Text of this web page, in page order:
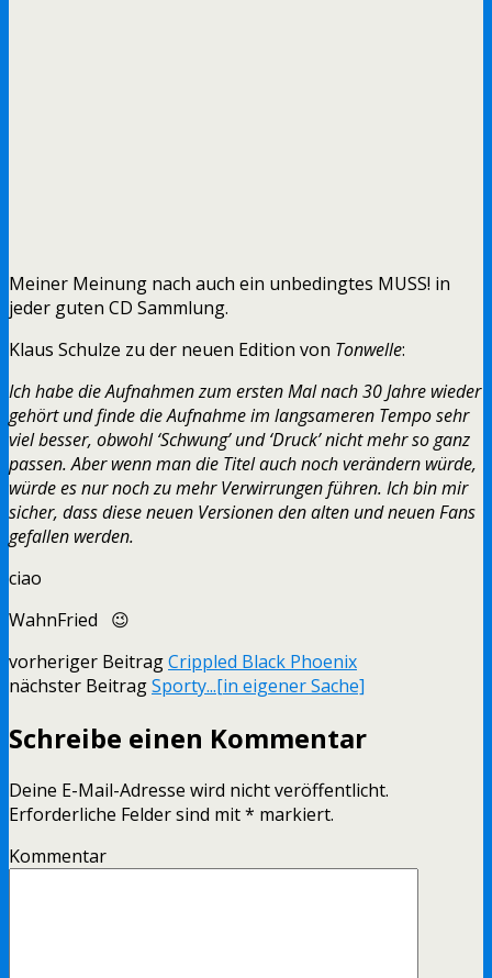
Meiner Meinung nach auch ein unbedingtes MUSS! in
jeder guten CD Sammlung.
Klaus Schulze zu der neuen Edition von Tonwelle:
Ich habe die Aufnahmen zum ersten Mal nach 30 Jahre wieder
gehört und finde die Aufnahme im langsameren Tempo sehr
viel besser, obwohl ‘Schwung’ und ‘Druck’ nicht mehr so ganz
passen. Aber wenn man die Titel auch noch verändern würde,
würde es nur noch zu mehr Verwirrungen führen. Ich bin mir
sicher, dass diese neuen Versionen den alten und neuen Fans
gefallen werden.
ciao
WahnFried 😉
vorheriger BeitragCrippled Black Phoenix
nächster BeitragSporty...[in eigener Sache]
Schreibe einen Kommentar
Deine E-Mail-Adresse wird nicht veröffentlicht.
Erforderliche Felder sind mit* markiert.
Kommentar